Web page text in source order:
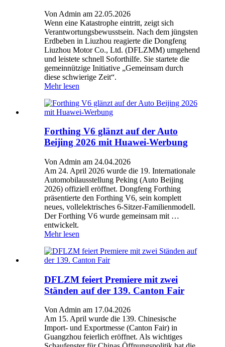
Von Admin am 22.05.2026
Wenn eine Katastrophe eintritt, zeigt sich
Verantwortungsbewusstsein. Nach dem jüngsten
Erdbeben in Liuzhou reagierte die Dongfeng
Liuzhou Motor Co., Ltd. (DFLZMM) umgehend
und leistete schnell Soforthilfe. Sie startete die
gemeinnützige Initiative „Gemeinsam durch
diese schwierige Zeit“.
Mehr lesen
Forthing V6 glänzt auf der Auto
Beijing 2026 mit Huawei-Werbung
Von Admin am 24.04.2026
Am 24. April 2026 wurde die 19. Internationale
Automobilausstellung Peking (Auto Beijing
2026) offiziell eröffnet. Dongfeng Forthing
präsentierte den Forthing V6, sein komplett
neues, vollelektrisches 6-Sitzer-Familienmodell.
Der Forthing V6 wurde gemeinsam mit …
entwickelt.
Mehr lesen
DFLZM feiert Premiere mit zwei
Ständen auf der 139. Canton Fair
Von Admin am 17.04.2026
Am 15. April wurde die 139. Chinesische
Import- und Exportmesse (Canton Fair) in
Guangzhou feierlich eröffnet. Als wichtiges